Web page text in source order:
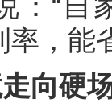
率，能
向硬